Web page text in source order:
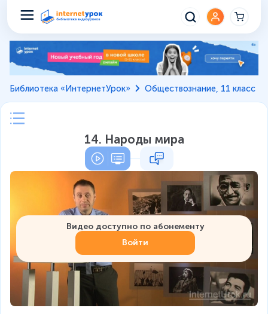
Библиотека «ИнтернетУрок» Обществознание, 11 класс
14. Народы мира
Видео доступно по абонементу
Войти